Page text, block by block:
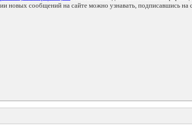
новых сообщений на сайте можно узнавать, подписавшись на